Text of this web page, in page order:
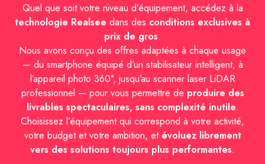
Quel que soit votre niveau d’équipement, accédez à la
technologie Realsee dans des conditions exclusives à
prix de gros.
Nous avons conçu des offres adaptées à chaque usage
— du smartphone équipé d’un stabilisateur intelligent, à
l’appareil photo 360°, jusqu’au scanner laser LiDAR
professionnel — pour vous permettre de produire des
livrables spectaculaires, sans complexité inutile.
Choisissez l’équipement qui correspond à votre activité,
votre budget et votre ambition, et évoluez librement
vers des solutions toujours plus performantes.